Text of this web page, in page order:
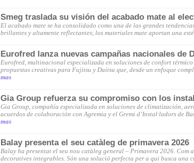
Smeg traslada su visión del acabado mate al
El acabado mate se ha consolidado como una de las grandes
brillantes y altamente reflectantes, los materiales mate aportan una
Eurofred lanza nuevas campañas nacionales de
Eurofred, multinacional especializada en soluciones de confort
propuestas creativas para Fujitsu y Daitsu que, desde un enfoque
mas
Gia Group refuerza su compromiso con los
Gia Group, compañía especializada en soluciones de climatización,
acuerdos de colaboración con Agremia y el Gremi d’Instal·ladors de
mas
Balay presenta el seu catàleg de primavera 2026
Balay ha presentat el seu nou catàleg general – Primavera 2026. Com
decoratives integrables. Són una solució perfecta per a qui busca una